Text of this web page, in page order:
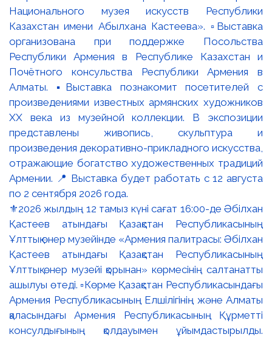
⚜️2026 жылдың 12 тамыз күні сағат 16:00-де Әбілхан
Қастеев атындағы Қазақстан Республикасының
Ұлттық өнер музейінде «Армения палитрасы: Әбілхан
Қастеев атындағы Қазақстан Республикасының
Ұлттық өнер музейі қорынан» көрмесінің салтанатты
ашылуы өтеді. ▫️Көрме Қазақстан Республикасындағы
Армения Республикасының Елшілігінің және Алматы
қаласындағы Армения Республикасының Құрметті
консулдығының қолдауымен ұйымдастырылды.